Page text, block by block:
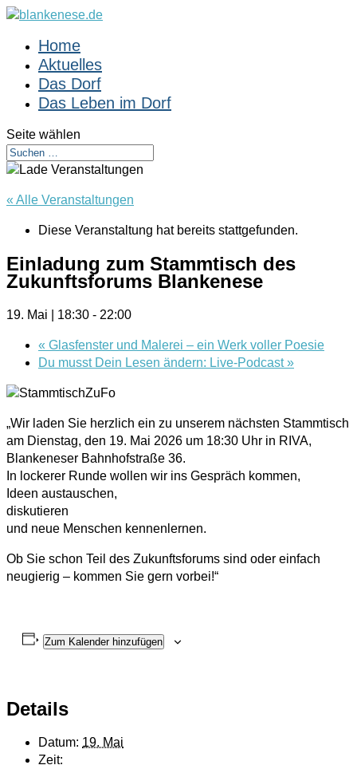
Home
Aktuelles
Das Dorf
Das Leben im Dorf
Seite wählen
« Alle Veranstaltungen
Diese Veranstaltung hat bereits stattgefunden.
Einladung zum Stammtisch des
Zukunftsforums Blankenese
19. Mai | 18:30 - 22:00
« Glasfenster und Malerei – ein Werk voller Poesie
Du musst Dein Lesen ändern: Live-Podcast»
„Wir laden Sie herzlich ein zu unserem nächsten Stammtisch
am Dienstag, den 19. Mai 2026 um 18:30 Uhr in RIVA,
Blankeneser Bahnhofstraße 36.
In lockerer Runde wollen wir ins Gespräch kommen,
Ideen austauschen,
diskutieren
und neue Menschen kennenlernen.
Ob Sie schon Teil des Zukunftsforums sind oder einfach
neugierig – kommen Sie gern vorbei!“
Zum Kalender hinzufügen
Details
Datum: 19. Mai
Zeit: